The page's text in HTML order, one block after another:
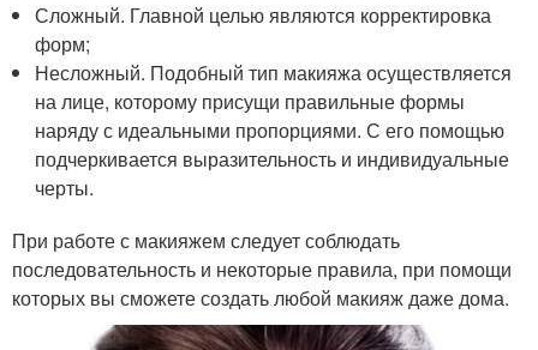
Сложный. Главной целью являются корректировка
форм;
Несложный. Подобный тип макияжа осуществляется
на лице, которому присущи правильные формы
наряду с идеальными пропорциями. С его помощью
подчеркивается выразительность и индивидуальные
черты.
При работе с макияжем следует соблюдать
последовательность и некоторые правила, при помощи
которых вы сможете создать любой макияж даже дома.